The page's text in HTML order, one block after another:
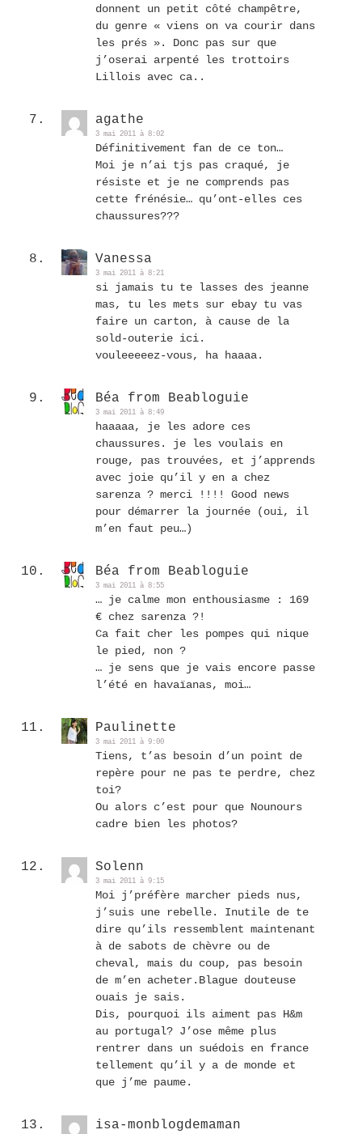
donnent un petit côté champêtre,
du genre « viens on va courir dans
les prés ». Donc pas sur que
j’oserai arpenté les trottoirs
Lillois avec ca..
agathe
3 mai 2011 à 8:02
Définitivement fan de ce ton…
Moi je n’ai tjs pas craqué, je
résiste et je ne comprends pas
cette frénésie… qu’ont-elles ces
chaussures???
Vanessa
3 mai 2011 à 8:21
si jamais tu te lasses des jeanne
mas, tu les mets sur ebay tu vas
faire un carton, à cause de la
sold-outerie ici.
vouleeeeez-vous, ha haaaa.
Béa from Beabloguie
3 mai 2011 à 8:49
haaaaa, je les adore ces
chaussures. je les voulais en
rouge, pas trouvées, et j’apprends
avec joie qu’il y en a chez
sarenza ? merci !!!! Good news
pour démarrer la journée (oui, il
m’en faut peu…)
Béa from Beabloguie
3 mai 2011 à 8:55
… je calme mon enthousiasme : 169
€ chez sarenza ?!
Ca fait cher les pompes qui nique
le pied, non ?
… je sens que je vais encore passe
l’été en havaïanas, moi…
Paulinette
3 mai 2011 à 9:00
Tiens, t’as besoin d’un point de
repère pour ne pas te perdre, chez
toi?
Ou alors c’est pour que Nounours
cadre bien les photos?
Solenn
3 mai 2011 à 9:15
Moi j’préfère marcher pieds nus,
j’suis une rebelle. Inutile de te
dire qu’ils ressemblent maintenant
à de sabots de chèvre ou de
cheval, mais du coup, pas besoin
de m’en acheter.Blague douteuse
ouais je sais.
Dis, pourquoi ils aiment pas H&m
au portugal? J’ose même plus
rentrer dans un suédois en france
tellement qu’il y a de monde et
que j’me paume.
isa-monblogdemaman